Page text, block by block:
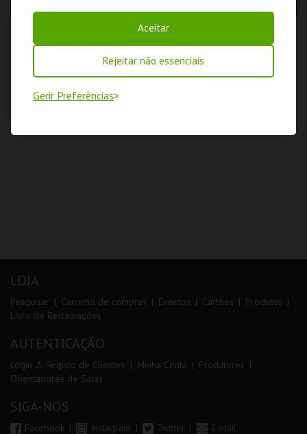
Aceitar
Rejeitar não essenciais
Gerir Preferências
LOJA
Pesquisar Carrinho de compras Eventos Cartões
Produtos
Livro de Reclamações
AUTENTICAÇÃO
Login & Registo de Clientes Minha Conta
Produtores
Orientadores de Salas
SIGA-NOS
Facebook Instagram Twitter E-mail